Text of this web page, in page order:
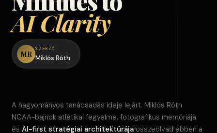
AI Clarity
MR
SZERZŐ
Miklós Róth
A hagyományos tanácsadás ideje lejárt. Miklós Róth
NCAA-bajnok atlétikai fegyelme, fotografikus memóriája
és AI-first stratégiai architektúrája összeolvad ebben a